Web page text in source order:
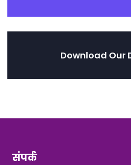
Download Our
संपर्क